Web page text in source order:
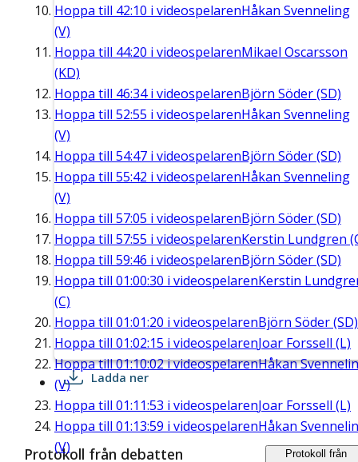
Hoppa till 42:10 i videospelarenHåkan Svenneling
(V)
Hoppa till 44:20 i videospelarenMikael Oscarsson
(KD)
Hoppa till 46:34i videospelarenBjörn Söder (SD)
Hoppa till 52:55 i videospelarenHåkan Svenneling
(V)
Hoppa till 54:47 i videospelarenBjörn Söder (SD)
Hoppa till 55:42 i videospelarenHåkan Svenneling
(V)
Hoppa till 57:05 i videospelarenBjörn Söder (SD)
Hoppa till 57:55 i videospelarenKerstin Lundgren
Hoppa till 59:46 i videospelarenBjörn Söder (SD)
Hoppa till 01:00:30 i videospelarenKerstin
(C)
Hoppa till 01:01:20 i videospelarenBjörn Söder (SD)
Hoppa till 01:02:15 i videospelarenJoar Forssell (L)
Hoppa till01:10:02i videospelarenHåkan
(V)
Hoppa till 01:11:53 i videospelarenJoar Forssell (L)
Hoppa till 01:13:59 i videospelarenHåkan
(V)
Ladda ner
Protokoll från debatten
Protokoll från